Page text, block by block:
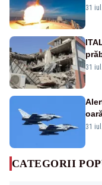
31
31
31
CATEGORII